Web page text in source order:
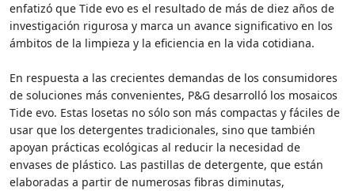
enfatizó que Tide evo es el resultado de más de diez años de
investigación rigurosa y marca un avance significativo en los
ámbitos de la limpieza y la eficiencia en la vida cotidiana.
En respuesta a las crecientes demandas de los consumidores
de soluciones más convenientes, P&G desarrolló los mosaicos
Tide evo. Estas losetas no sólo son más compactas y fáciles de
usar que los detergentes tradicionales, sino que también
apoyan prácticas ecológicas al reducir la necesidad de
envases de plástico. Las pastillas de detergente, que están
elaboradas a partir de numerosas fibras diminutas,